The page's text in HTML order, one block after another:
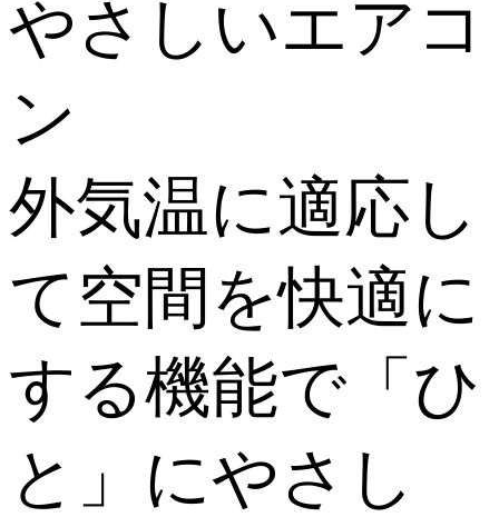
やさしいエアコ
ン
外気温に適応し
て空間を快適に
する機能で「ひ
と」にやさし